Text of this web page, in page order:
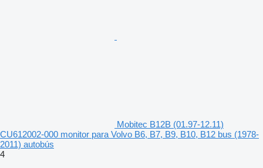
Mobitec B12B (01.97-12.11)
CU612002-000 monitor para Volvo B6, B7, B9, B10, B12 bus (1978-
2011) autobús
4